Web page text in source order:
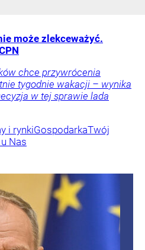
może zlekceważyć.
chce przywrócenia
tygodnie wakacji – wynika
w tej sprawie lada
i rynkiGospodarkaTwój
Nas